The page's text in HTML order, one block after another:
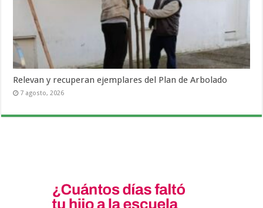
Relevan y recuperan ejemplares del Plan de Arbolado
7 agosto, 2026